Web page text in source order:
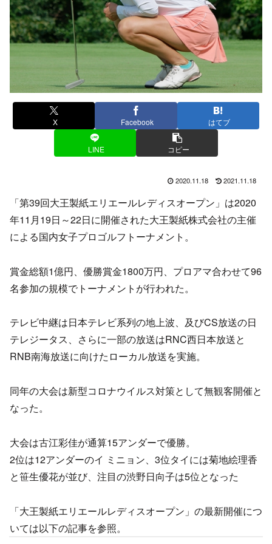
X Facebook はてブ
LINE コピー
2020.11.18 2021.11.18
「第39回大王製紙エリエールレディスオープン」は2020
年11月19日～22日に開催された大王製紙株式会社の主催
による国内女子プロゴルフトーナメント。
賞金総額1億円、優勝賞金1800万円、プロアマ合わせて96
名参加の規模でトーナメントが行われた。
テレビ中継は日本テレビ系列の地上波、及びCS放送の日
テレジータス、さらに一部の放送はRNC西日本放送と
RNB南海放送に向けたローカル放送を実施。
同年の大会は新型コロナウイルス対策として無観客開催と
なった。
大会は古江彩佳が通算15アンダーで優勝。
2位は12アンダーのイ ミニョン、3位タイには菊地絵理香
と笹生優花が並び、注目の渋野日向子は5位となった
「大王製紙エリエールレディスオープン」の最新開催につ
いては以下の記事を参照。